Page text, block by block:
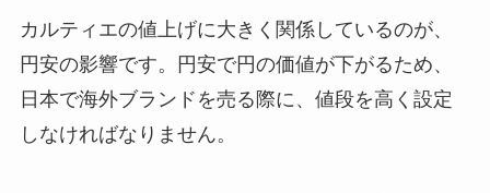
カルティエの値上げに大きく関係しているのが、
円安の影響です。円安で円の価値が下がるため、
日本で海外ブランドを売る際に、値段を高く設定
しなければなりません。